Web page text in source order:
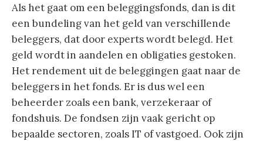
Als het gaat om een beleggingsfonds, dan is dit
een bundeling van het geld van verschillende
beleggers, dat door experts wordt belegd. Het
geld wordt in aandelen en obligaties gestoken.
Het rendement uit de beleggingen gaat naar de
beleggers in het fonds. Er is dus wel een
beheerder zoals een bank, verzekeraar of
fondshuis. De fondsen zijn vaak gericht op
bepaalde sectoren, zoals IT of vastgoed. Ook zijn